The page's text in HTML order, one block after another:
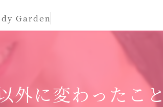
Garden
外に変わったこと